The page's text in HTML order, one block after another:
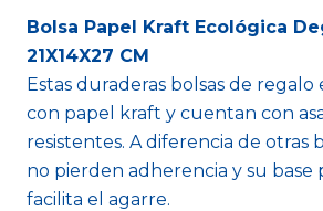
Bolsa Papel Kraft Ecológica
21X14X27 CM
Estas duraderas bolsas de regalo
con papel kraft y cuentan con
resistentes. A diferencia de otras
no pierden adherencia y su base
facilita el agarre.